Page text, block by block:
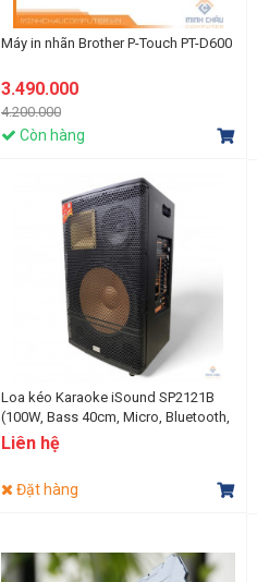
Máy in nhãn Brother P-Touch PT-D600
3.490.000
4.200.000
Còn hàng
Loa kéo Karaoke iSound SP2121B
(100W, Bass 40cm, Micro, Bluetooth,
USB, FM, SD card, Remote)
Liên hệ
Đặt hàng